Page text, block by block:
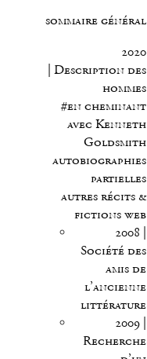
sommaire général
2020
| Description des
hommes
#en cheminant
avec Kenneth
Goldsmith
autobiographies
partielles
autres récits &
fictions web
2008 |
Société des
amis de
l’ancienne
littérature
2009 |
Recherche